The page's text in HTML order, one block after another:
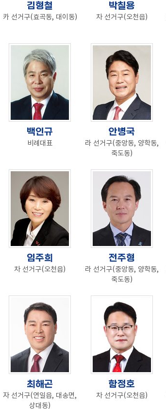
김형철
카 선거구(효곡동, 대이동)
박칠용
차 선거구(오천읍)
백인규
비례대표
안병국
라 선거구(중앙동, 양학동,
죽도동)
임주희
차 선거구(오천읍)
전주형
라 선거구(중앙동, 양학동,
죽도동)
최해곤
자 선거구(연일읍, 대송면,
상대동)
함정호
차 선거구(오천읍)